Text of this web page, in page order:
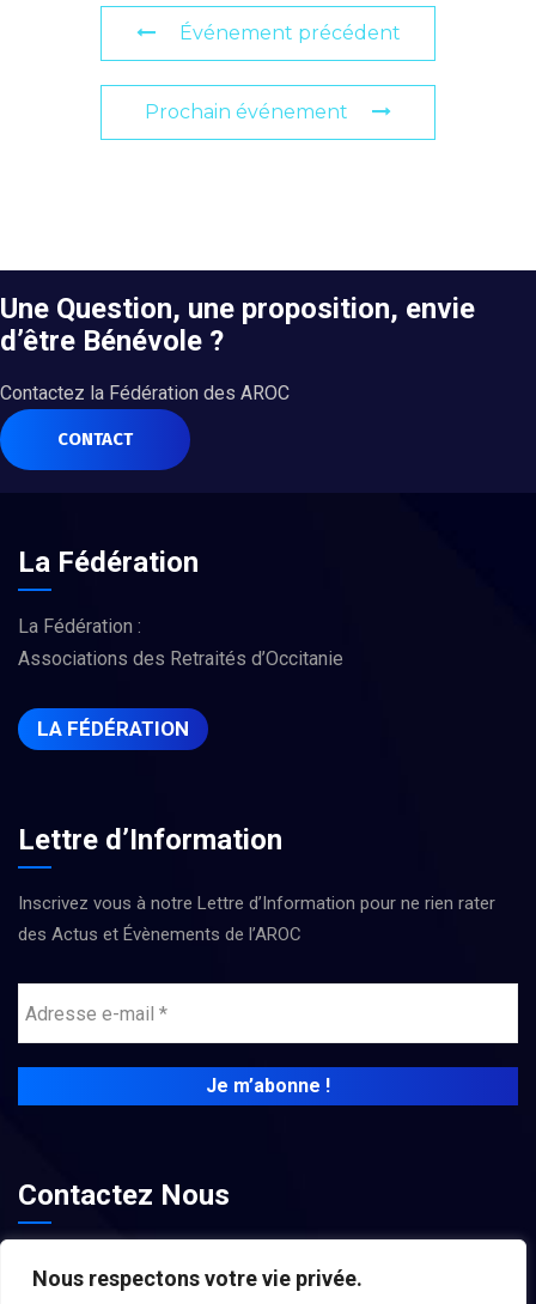
Nous respectons votre vie privée.
Événement précédent
Prochain événement
Une Question, une proposition, envie
d’être Bénévole ?
Contactez la Fédération des AROC
CONTACT
La Fédération
La Fédération :
Associations des Retraités d’Occitanie
LA FÉDÉRATION
Lettre d’Information
Inscrivez vous à notre Lettre d’Information pour ne rien rater
des Actus et Évènements de l’AROC
Contactez Nous
contact@associations-aroc.fr